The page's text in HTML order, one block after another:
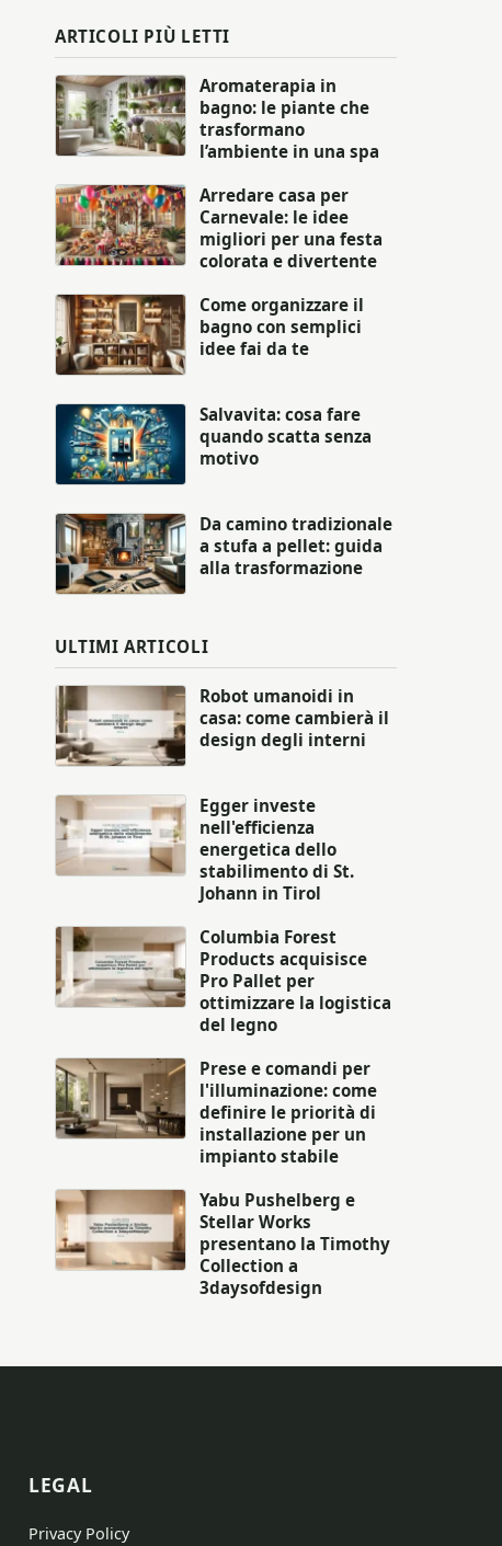
ARTICOLI PIÙ LETTI
Aromaterapia in
bagno: le piante che
trasformano
l’ambiente in una spa
Arredare casa per
Carnevale: le idee
migliori per una festa
colorata e divertente
Come organizzare il
bagno con semplici
idee fai da te
Salvavita: cosa fare
quando scatta senza
motivo
Da camino tradizionale
a stufa a pellet: guida
alla trasformazione
ULTIMI ARTICOLI
Robot umanoidi in
casa: come cambierà il
design degli interni
Egger investe
nell'efficienza
energetica dello
stabilimento di St.
Johann in Tirol
Columbia Forest
Products acquisisce
Pro Pallet per
ottimizzare la logistica
del legno
Prese e comandi per
l'illuminazione: come
definire le priorità di
installazione per un
impianto stabile
Yabu Pushelberg e
Stellar Works
presentano la Timothy
Collection a
3daysofdesign
LEGAL
Privacy Policy